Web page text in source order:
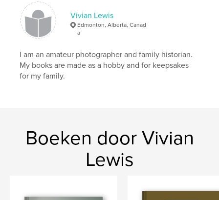
Vivian Lewis
Edmonton, Alberta, Canad
a
I am an amateur photographer and family historian.
My books are made as a hobby and for keepsakes
for my family.
Boeken door Vivian
Lewis